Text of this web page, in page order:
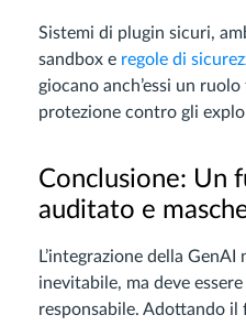
Sistemi di plugin sicuri,
sandbox e regole di
giocano anch’essi un
protezione contro gli
Conclusione: Un
auditato e
L’integrazione della
inevitabile, ma deve
responsabile. Adottando